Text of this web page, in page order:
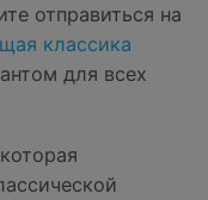
отправиться на
классика
для всех